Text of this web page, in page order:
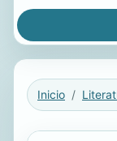
Inicio